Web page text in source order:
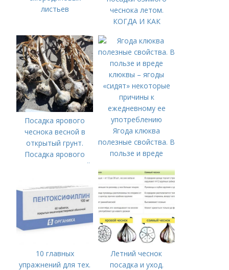
листьев
чеснока летом.
КОГДА И КАК
ПОСАДИТЬ ОЗИМЫЙ
ЧЕСНОК
Посадка ярового
чеснока весной в
открытый грунт.
Посадка ярового
чеснока в открытый
Ягода клюква
полезные свойства. В
пользе и вреде
«сидят» некоторые
причины к
ежедневному ее
употреблению
10 главных
упражнений для тех.
Летний чеснок
посадка и уход.